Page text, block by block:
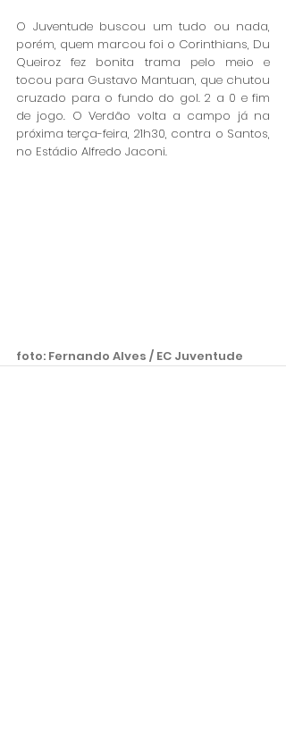
O Juventude buscou um tudo ou nada,
porém, quem marcou foi o Corinthians, Du
Queiroz fez bonita trama pelo meio e
tocou para Gustavo Mantuan, que chutou
cruzado para o fundo do gol. 2 a 0 e fim
de jogo. O Verdão volta a campo já na
próxima terça-feira, 21h30, contra o Santos,
no Estádio Alfredo Jaconi.
foto: Fernando Alves / EC Juventude